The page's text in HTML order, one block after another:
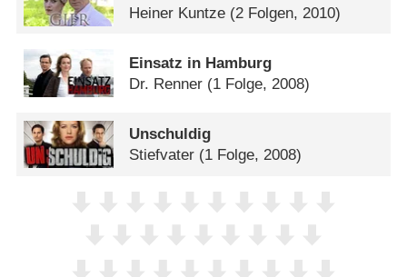
Heiner Kuntze (2 Folgen, 2010)
Einsatz in Hamburg
Dr. Renner (1 Folge, 2008)
Unschuldig
Stiefvater (1 Folge, 2008)